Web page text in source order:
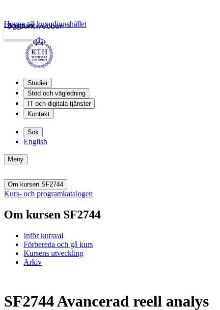
Studentwebben
Logga in
Hoppa till huvudinnehållet
Studier
Stöd och vägledning
IT och digitala tjänster
Kontakt
Sök
English
Meny
Om kursen SF2744
Kurs- och programkatalogen
Om kursen SF2744
Inför kursval
Förbereda och gå kurs
Kursens utveckling
Arkiv
SF2744 Avancerad reell analys